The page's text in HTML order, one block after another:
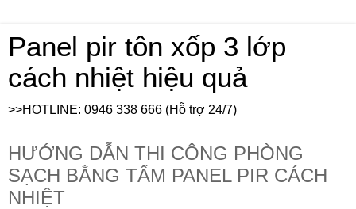
Panel pir tôn xốp 3 lớp
cách nhiệt hiệu quả
>>HOTLINE: 0946 338 666 (Hỗ trợ 24/7)
HƯỚNG DẪN THI CÔNG PHÒNG
SẠCH BẰNG TẤM PANEL PIR CÁCH
NHIỆT